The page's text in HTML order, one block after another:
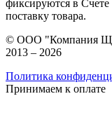
фиксируются в
поставку товара.
© ООО "Компания
2013 – 2026
Политика
Принимаем к оплате